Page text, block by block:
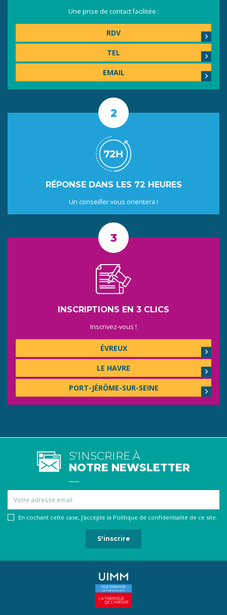
Une prise de contact facilitée :
RDV
TEL
EMAIL
RÉPONSE DANS LES 72 HEURES
Un conseiller vous orientera !
INSCRIPTIONS EN 3 CLICS
Inscrivez-vous !
ÉVREUX
LE HAVRE
PORT-JÉRÔME-SUR-SEINE
S'INSCRIRE À
NOTRE NEWSLETTER
En cochant cette case, j’accepte la Politique de confidentialité de ce site.